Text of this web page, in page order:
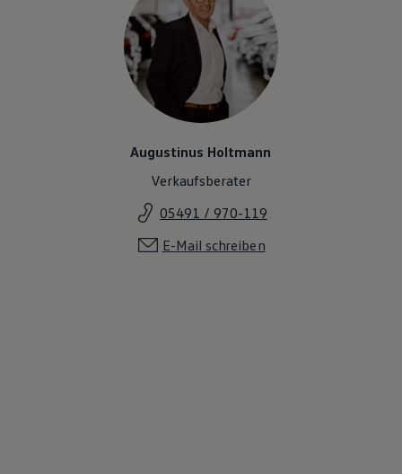
Augustinus Holtmann
Verkaufsberater
05491 / 970-119
E-Mail schreiben